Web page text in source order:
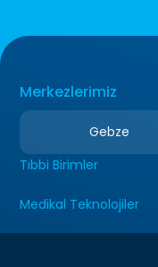
Merkezlerimiz
Gebze
Tıbbi Birimler
Medikal Teknolojiler